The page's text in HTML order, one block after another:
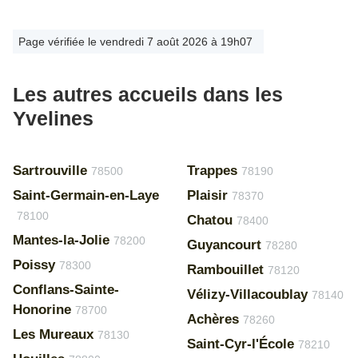
Page vérifiée le vendredi 7 août 2026 à 19h07
Les autres accueils dans les
Yvelines
Sartrouville 78500
Saint-Germain-en-Laye
78100
Mantes-la-Jolie 78200
Poissy 78300
Conflans-Sainte-
Honorine 78700
Les Mureaux 78130
Trappes 78190
Plaisir 78370
Chatou 78400
Guyancourt 78280
Rambouillet 78120
Vélizy-Villacoublay 78140
Achères 78260
Saint-Cyr-l'École 78210